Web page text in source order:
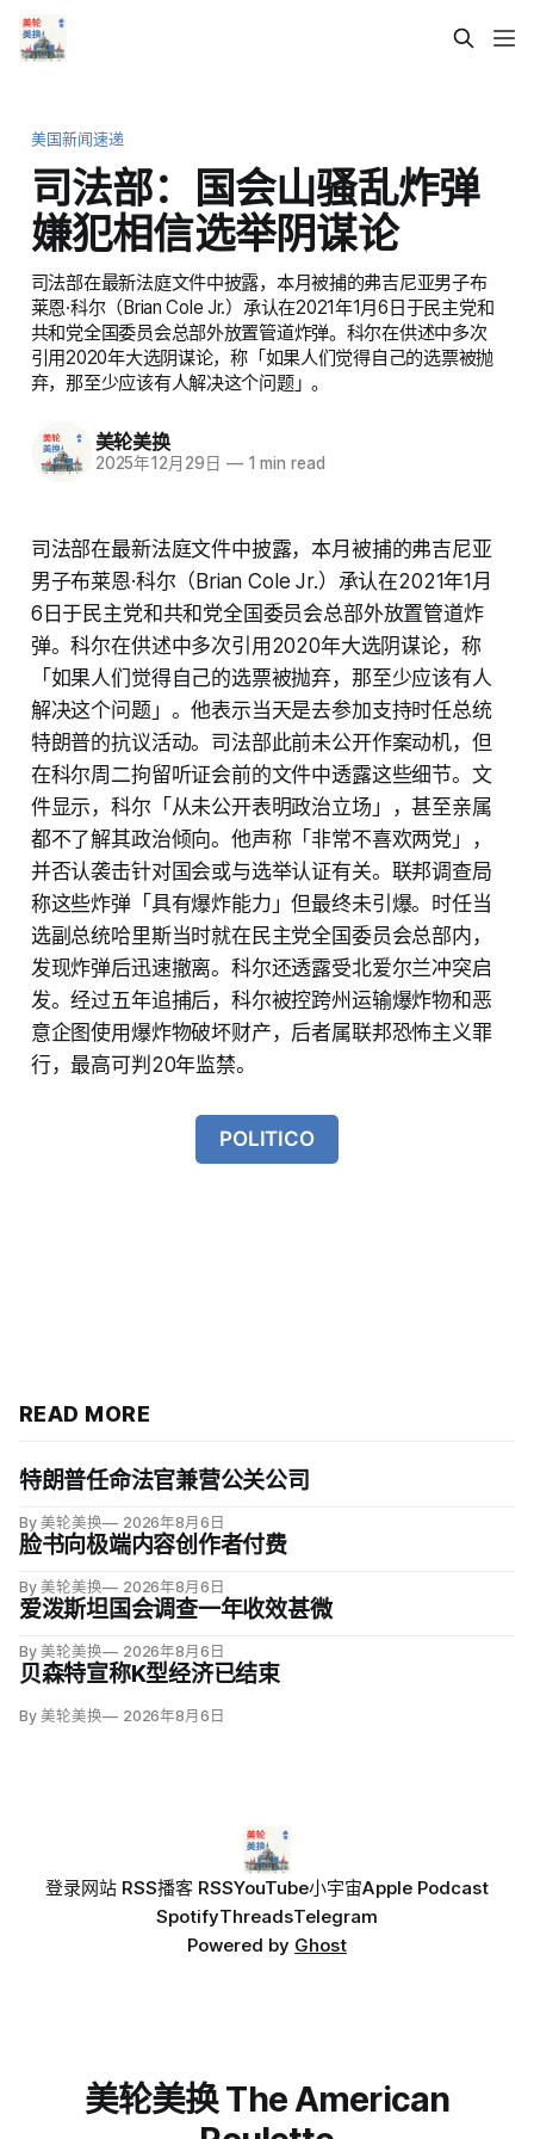
美国新闻速递
司法部：国会山骚乱炸弹
嫌犯相信选举阴谋论
司法部在最新法庭文件中披露，本月被捕的弗吉尼亚男子布
莱恩·科尔（Brian Cole Jr.）承认在2021年1月6日于民主党和
共和党全国委员会总部外放置管道炸弹。科尔在供述中多次
引用2020年大选阴谋论，称「如果人们觉得自己的选票被抛
弃，那至少应该有人解决这个问题」。
美轮美换
2025年12月29日 —1 min read
司法部在最新法庭文件中披露，本月被捕的弗吉尼亚
男子布莱恩·科尔（Brian Cole Jr.）承认在2021年1月
6日于民主党和共和党全国委员会总部外放置管道炸
弹。科尔在供述中多次引用2020年大选阴谋论，称
「如果人们觉得自己的选票被抛弃，那至少应该有人
解决这个问题」。他表示当天是去参加支持时任总统
特朗普的抗议活动。司法部此前未公开作案动机，但
在科尔周二拘留听证会前的文件中透露这些细节。文
件显示，科尔「从未公开表明政治立场」，甚至亲属
都不了解其政治倾向。他声称「非常不喜欢两党」，
并否认袭击针对国会或与选举认证有关。联邦调查局
称这些炸弹「具有爆炸能力」但最终未引爆。时任当
选副总统哈里斯当时就在民主党全国委员会总部内，
发现炸弹后迅速撤离。科尔还透露受北爱尔兰冲突启
发。经过五年追捕后，科尔被控跨州运输爆炸物和恶
意企图使用爆炸物破坏财产，后者属联邦恐怖主义罪
行，最高可判20年监禁。
POLITICO
READ MORE
特朗普任命法官兼营公关公司
By 美轮美换 2026年8月6日
脸书向极端内容创作者付费
By 美轮美换 2026年8月6日
爱泼斯坦国会调查一年收效甚微
By 美轮美换 2026年8月6日
贝森特宣称K型经济已结束
By 美轮美换 2026年8月6日
登录网站 RSS播客 RSSYouTube小宇宙Apple Podcast
SpotifyThreadsTelegram
Powered by Ghost
美轮美换 The American